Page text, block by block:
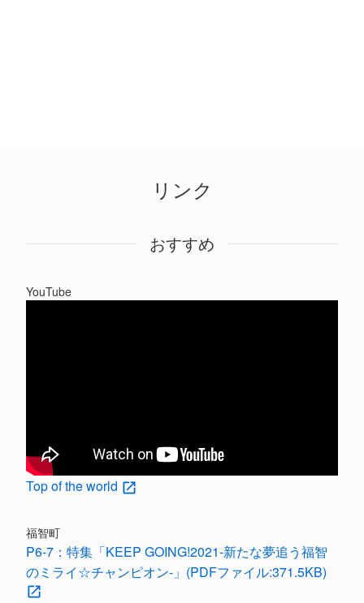
リンク
おすすめ
YouTube
Top of the world
福智町
P6-7：特集「KEEP GOING!2021-新たな夢追う福智
のミライ☆チャンピオン-」(PDFファイル:371.5KB)